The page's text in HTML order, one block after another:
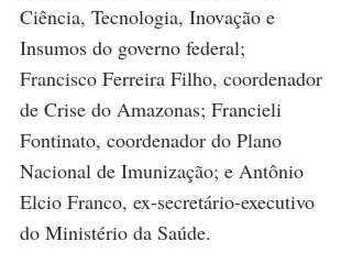
Ciência, Tecnologia, Inovação e
Insumos do governo federal;
Francisco Ferreira Filho, coordenador
de Crise do Amazonas; Francieli
Fontinato, coordenador do Plano
Nacional de Imunização; e Antônio
Elcio Franco, ex-secretário-executivo
do Ministério da Saúde.